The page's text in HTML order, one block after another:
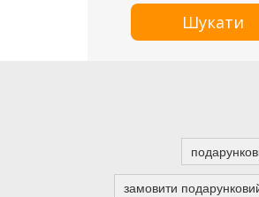
Шукати
замовити